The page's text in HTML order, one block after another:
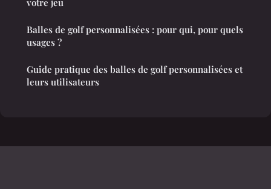
Balles de golf personnalisées : pour qui, pour quels
usages ?
Guide pratique des balles de golf personnalisées et
leurs utilisateurs